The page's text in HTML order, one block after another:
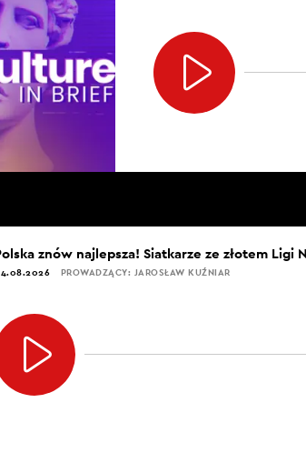
znów najlepsza! Siatkarze ze złotem Ligi
PROWADZĄCY: JAROSŁAW KUŹNIAR